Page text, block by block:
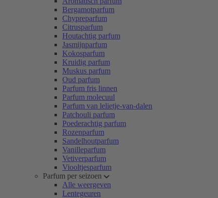
Bergamotparfum
Chypreparfum
Citrusparfum
Houtachtig parfum
Jasmijnparfum
Kokosparfum
Kruidig parfum
Muskus parfum
Oud parfum
Parfum fris linnen
Parfum molecuul
Parfum van lelietje-van-dalen
Patchouli parfum
Poederachtig parfum
Rozenparfum
Sandelhoutparfum
Vanilleparfum
Vetiverparfum
Viooltjesparfum
Parfum per seizoen
Alle weergeven
Lentegeuren